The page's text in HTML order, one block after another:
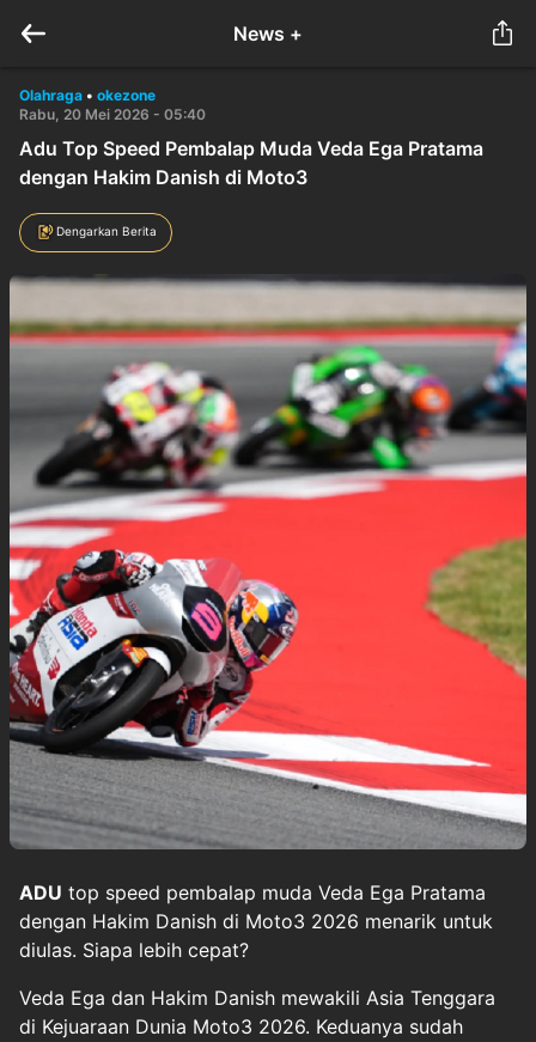
News +
Olahraga • okezone
Rabu, 20 Mei 2026 - 05:40
Adu Top Speed Pembalap Muda Veda Ega Pratama
dengan Hakim Danish di Moto3
Dengarkan Berita
ADU top speed pembalap muda Veda Ega Pratama
dengan Hakim Danish di Moto3 2026 menarik untuk
diulas. Siapa lebih cepat?
Veda Ega dan Hakim Danish mewakili Asia Tenggara
di Kejuaraan Dunia Moto3 2026. Keduanya sudah